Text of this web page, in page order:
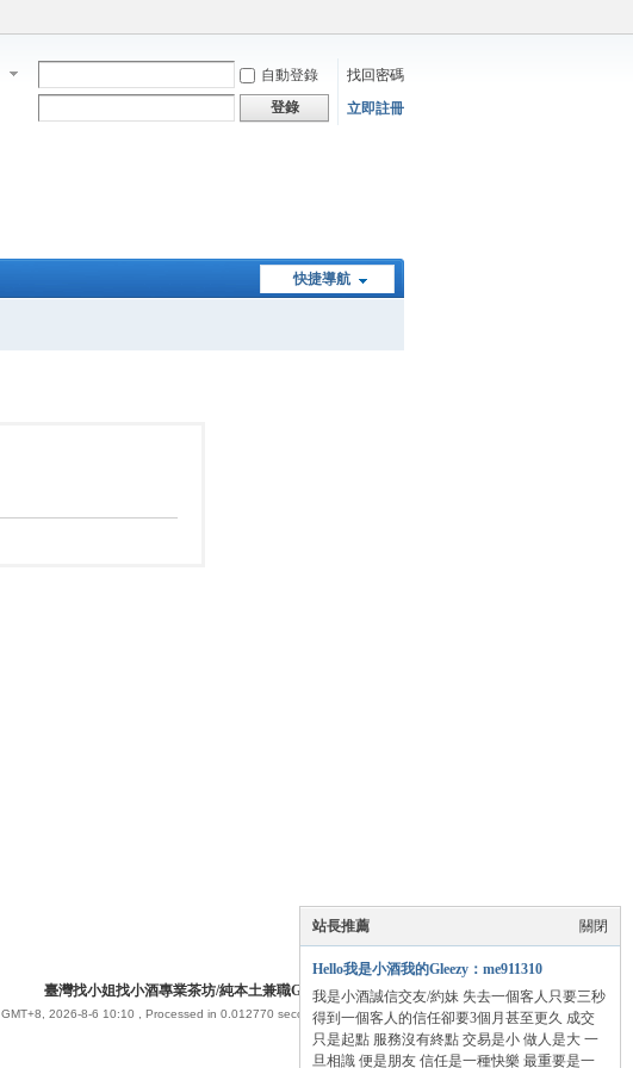
自動登錄
找回密碼
登錄 立即註冊
快捷導航
關閉
站長推薦
Hello我是小酒我的Gleezy：me911310
我是小酒誠信交友/約妹 失去一個客人只要三秒
得到一個客人的信任卻要3個月甚至更久 成交
只是起點 服務沒有終點 交易是小 做人是大 一
旦相識 便是朋友 信任是一種快樂 最重要是一
臺灣找小姐找小酒專業茶坊/純本土兼職Gleezy：me911310
GMT+8, 2026-8-6 10:10 , Processed in 0.012770 second(s), 13 queries .